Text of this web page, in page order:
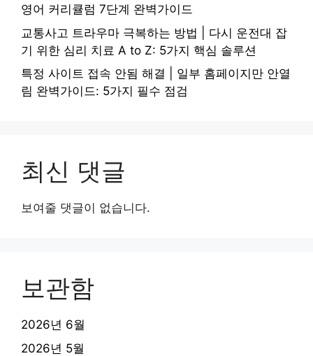
영어 커리큘럼 7단계 완벽가이드
교통사고 트라우마 극복하는 방법 | 다시 운전대 잡
기 위한 심리 치료 A to Z: 5가지 핵심 솔루션
특정 사이트 접속 안됨 해결 | 일부 홈페이지만 안열
림 완벽가이드: 5가지 필수 점검
최신 댓글
보여줄 댓글이 없습니다.
보관함
2026년 6월
2026년 5월